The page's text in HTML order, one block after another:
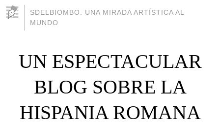
SDELBIOMBO. UNA MIRADA ARTÍSTICA AL
MUNDO
UN ESPECTACULAR
BLOG SOBRE LA
HISPANIA ROMANA